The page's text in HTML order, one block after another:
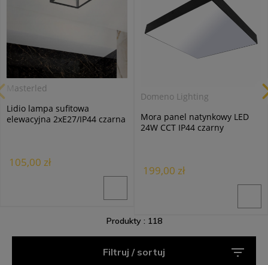
Masterled
Lidio lampa sufitowa
elewacyjna 2xE27/IP44 czarna
105,00 zł
Domeno Lighting
Mora panel natynkowy LED
24W CCT IP44 czarny
199,00 zł
Produkty : 118
Filtruj / sortuj